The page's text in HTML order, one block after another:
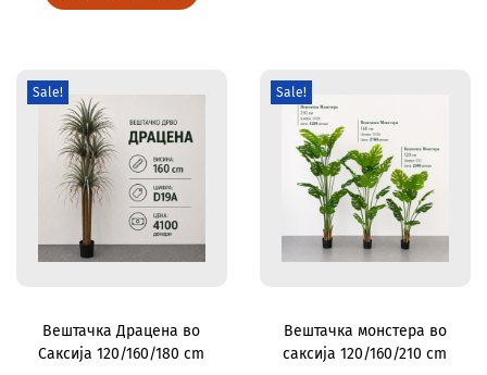
Sale!
Вештачка Драцена во
Саксија 120/160/180 cm
Sale!
Вештачка монстера во
саксија 120/160/210 cm